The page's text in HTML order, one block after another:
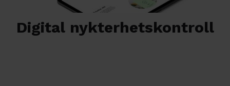
Digital nykterhetskontroll